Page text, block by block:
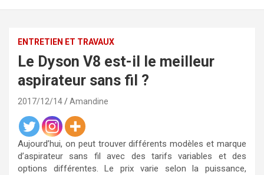
ENTRETIEN ET TRAVAUX
Le Dyson V8 est-il le meilleur
aspirateur sans fil ?
2017/12/14 Amandine
Aujourd’hui, on peut trouver différents modèles et marque
d’aspirateur sans fil avec des tarifs variables et des
options différentes. Le prix varie selon la puissance,